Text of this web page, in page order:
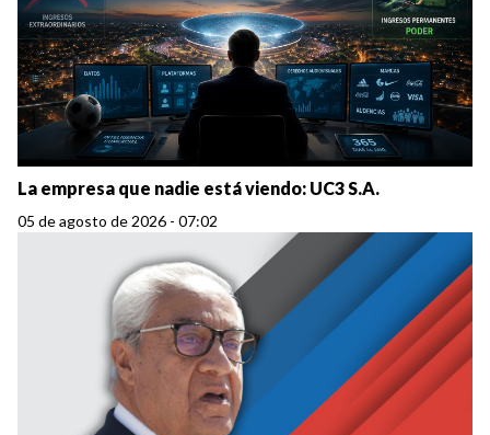
La empresa que nadie está viendo: UC3 S.A.
05 de agosto de 2026 - 07:02